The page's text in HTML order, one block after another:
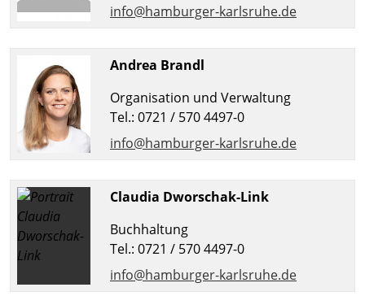
info@hamburger-karlsruhe.de
Andrea Brandl
Organisation und Verwaltung
Tel.: 0721 / 570 4497-0
info@hamburger-karlsruhe.de
Claudia Dworschak-Link
Buchhaltung
Tel.: 0721 / 570 4497-0
info@hamburger-karlsruhe.de